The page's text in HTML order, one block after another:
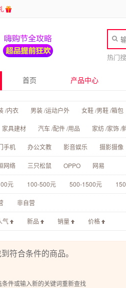
热门
首页 产品中心
/内衣 男装 /运动户外 女鞋 /男鞋 /箱包
家具建材 汽车 /配件 /用品 家纺 /家饰 /
手机 办公文教 影音娱乐 摄影摄像
网络 三只松鼠 OPPO 网易
元 100-500元 500-1500元
非自营
气 新品 销量 价格
符合条件的商品。
条件或输入新的关键词重新查找